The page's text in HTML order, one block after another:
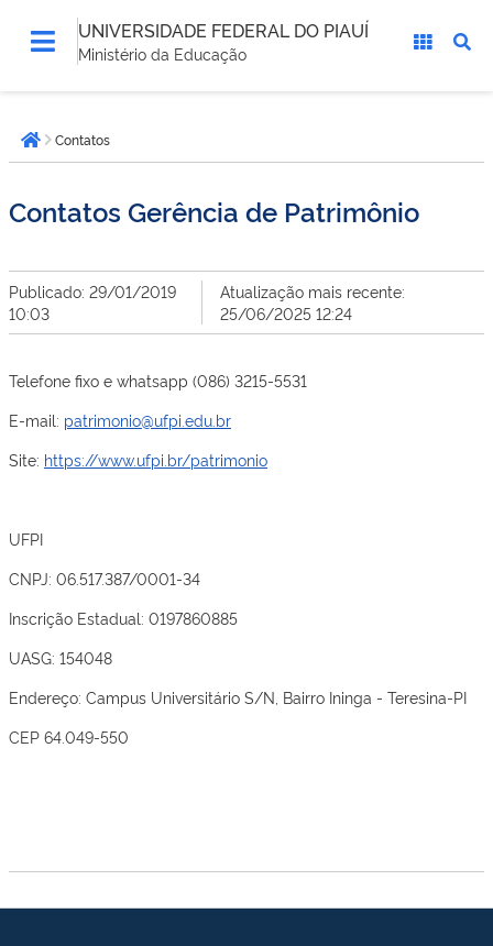
UNIVERSIDADE FEDERAL DO PIAUÍ
Ministério da Educação
está
aqui:Página inicial
Contatos
Contatos Gerência de Patrimônio
Publicado: 29/01/2019
10:03
Atualização mais recente:
25/06/2025 12:24
Telefone fixo e whatsapp (086) 3215-5531
E-mail: patrimonio@ufpi.edu.br
Site: https://www.ufpi.br/patrimonio
UFPI
CNPJ: 06.517.387/0001-34
Inscrição Estadual: 0197860885
UASG: 154048
Endereço: Campus Universitário S/N, Bairro Ininga - Teresina-PI
CEP 64.049-550